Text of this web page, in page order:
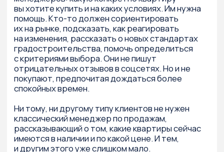
продаж в разрезе существующих бизнес-
процессов и укрупненных показателей
деятельности сотрудников. Руководитель
отдела продаж сможет составить четкий
перечень того, что он должен
контролировать, чтобы его отдел работал
эффективно. Даже сотрудникам отдела
продаж книга будет интересна, потому что
в ней изложено, что будут проверять
и по каким критериям оценивать
их деятельность.